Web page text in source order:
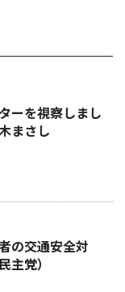
ーを視察しまし
まさし
の交通安全対
主党）